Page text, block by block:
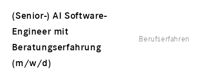
(Senior-) AI Software-
Engineer mit
Beratungserfahrung
(m/w/d)
Berufserfahren